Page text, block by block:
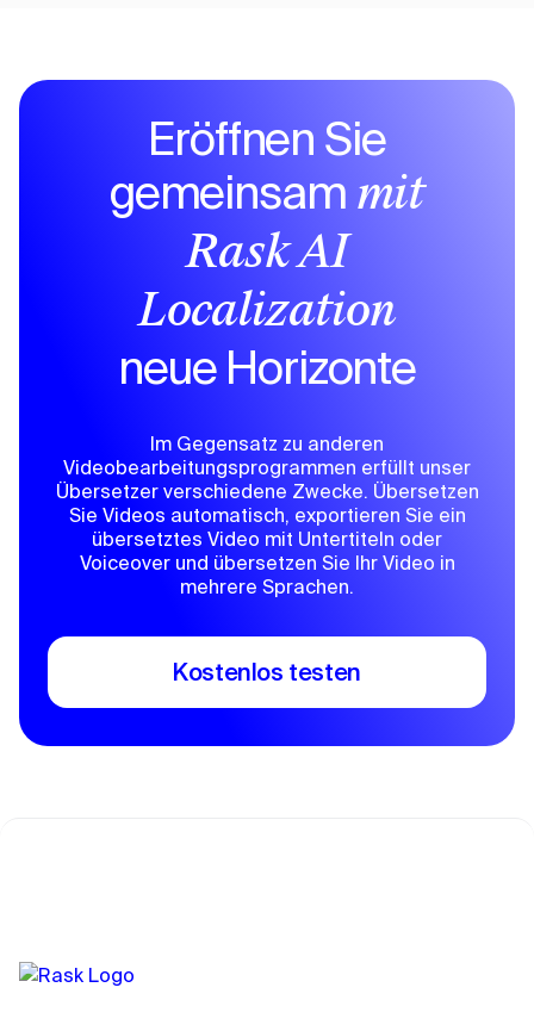
Eröffnen Sie
gemeinsam mit
Rask AI
Localization
neue Horizonte
Im Gegensatz zu anderen
Videobearbeitungsprogrammen erfüllt unser
Übersetzer verschiedene Zwecke. Übersetzen
Sie Videos automatisch, exportieren Sie ein
übersetztes Video mit Untertiteln oder
Voiceover und übersetzen Sie Ihr Video in
mehrere Sprachen.
Kostenlos testen